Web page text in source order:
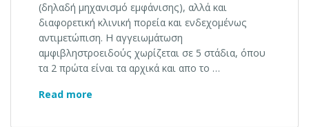
(δηλαδή μηχανισμό εμφάνισης), αλλά και
διαφορετική κλινική πορεία και ενδεχομένως
αντιμετώπιση. Η αγγειωμάτωση
αμφιβληστροειδούς χωρίζεται σε 5 στάδια, όπου
τα 2 πρώτα είναι τα αρχικά και απο το …
Read more